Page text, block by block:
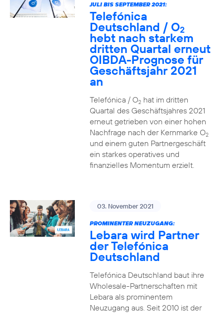
JULI BIS SEPTEMBER 2021:
Telefónica
Deutschland / O2
hebt nach starkem
dritten Quartal erneut
OIBDA-Prognose für
Geschäftsjahr 2021
an
Telefónica / O2hat im dritten
Quartal des Geschäftsjahres 2021
erneut getrieben von einer hohen
Nachfrage nach der Kernmarke O2
und einem guten Partnergeschäft
ein starkes operatives und
finanzielles Momentum erzielt.
03. November 2021
PROMINENTER NEUZUGANG:
Lebara wird Partner
der Telefónica
Deutschland
Telefónica Deutschland baut ihre
Wholesale-Partnerschaften mit
Lebara als prominentem
Neuzugang aus. Seit 2010 ist der